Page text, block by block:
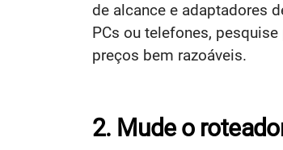
de alcance e adaptadores
PCs ou telefones,
preços bem razoáveis.
2. Mude o